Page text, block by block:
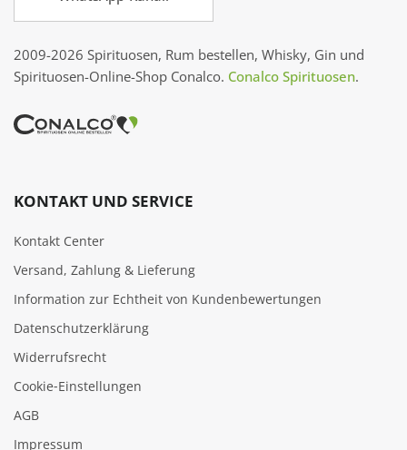
2009-2026 Spirituosen, Rum bestellen, Whisky, Gin und
Spirituosen-Online-Shop Conalco. Conalco Spirituosen.
KONTAKT UND SERVICE
Kontakt Center
Versand, Zahlung & Lieferung
Information zur Echtheit von Kundenbewertungen
Datenschutzerklärung
Widerrufsrecht
Cookie‑Einstellungen
AGB
Impressum